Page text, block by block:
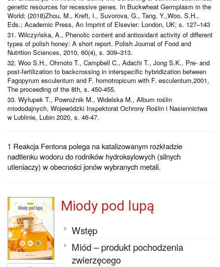
genetic resources for recessive genes. In Buckwheat Germplasm in the
World; (2018)Zhou, M., Kreft, I., Suvorova, G., Tang, Y.,Woo, S.H.,
Eds.; Academic Press, An Imprint of Elsevier: London, UK; s. 127–143
31. Wilczyńska, A., Phenolic content and antioxidant activity of different
types of polish honey: A short report. Polish Journal of Food and
Nutrition Sciences, 2010, 60(4), s. 309–313.
32. Woo S.H., Ohmoto T., Campbell C., Adachi T., Jong S.K.. Pre- and
post-fertilization to backcrossing in interspecific hybridization between
Fagopyrum esculentum and F. homotropicum with F. esculentum,2001,
The proceeding of the 8th, s. 450-455.
33. Wyłupek T., Powroźnik M., Widelska M., Album roślin
miododajnych, Wojewódzki Inspektorat Ochrony Roślin i Nasiennictwa
w Lublinie, Lubin 2020, s. 46-47.
1 Reakcja Fentona polega na katalizowanym rozkładzie
nadtlenku wodoru do rodników hydroksylowych (silnych
utleniaczy) w obecności jonów wybranych metali.
Miody pod lupą
Wstęp
Miód – produkt pochodzenia
zwierzęcego